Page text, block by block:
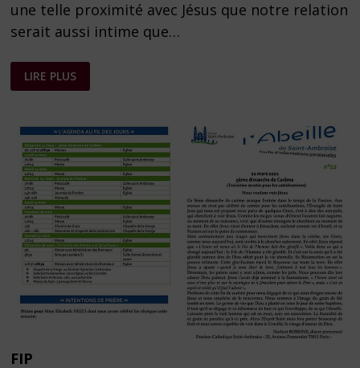
une telle proximité avec Jésus que notre relation
serait aussi intime que…
FEUILLE
PAROISSIALE
N°
25
AVRIL
2021
LIRE PLUS
FIP